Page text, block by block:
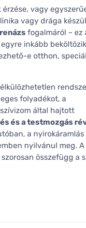
vagy
vagy drága
fogalmáról – ez
inkább
e otthon,
folyadékot, a
által hajtott
és a testmozgás
a nyirokáramlás
nyilvánul meg. A
összefügg a